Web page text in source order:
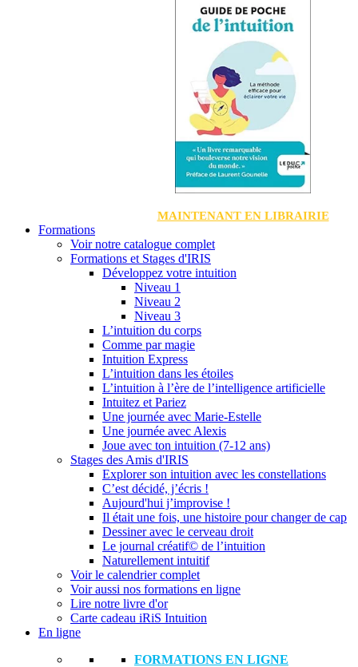
MAINTENANT EN LIBRAIRIE
Formations
Voir notre catalogue complet
Formations et Stages d'IRIS
Développez votre intuition
Niveau 1
Niveau 2
Niveau 3
L’intuition du corps
Comme par magie
Intuition Express
L’intuition dans les étoiles
L’intuition à l’ère de l’intelligence artificielle
Intuitez et Pariez
Une journée avec Marie-Estelle
Une journée avec Alexis
Joue avec ton intuition (7-12 ans)
Stages des Amis d'IRIS
Explorer son intuition avec les constellations
C’est décidé, j’écris !
Aujourd'hui j’improvise !
Il était une fois, une histoire pour changer de cap
Dessiner avec le cerveau droit
Le journal créatif© de l’intuition
Naturellement intuitif
Voir le calendrier complet
Voir aussi nos formations en ligne
Lire notre livre d'or
Carte cadeau iRiS Intuition
En ligne
FORMATIONS EN LIGNE